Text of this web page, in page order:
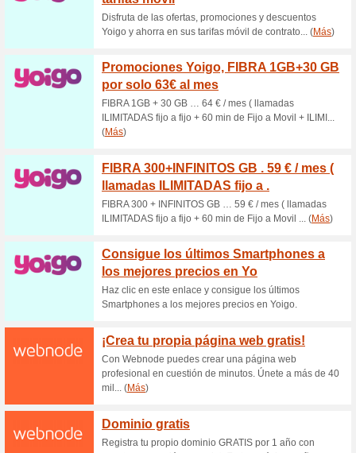
Descuentos
58% ha funcionado
Ofertas
Disfruta de las posibilidades
Berlín desde 11 euros por….
Promociones
noche